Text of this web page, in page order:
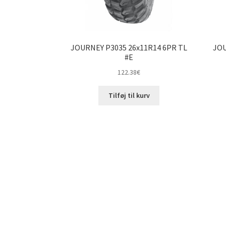
JOURNEY P3035 26x11R14 6PR TL
#E
122.38€
Tilføj til kurv